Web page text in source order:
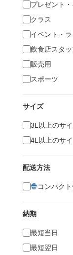
プレゼント・
クラス
イベント・
飲食店スタッ
販売用
スポーツ
サイズ
3L以上のサ
4L以上のサ
配送方法
コンパク
納期
最短当日
最短翌日